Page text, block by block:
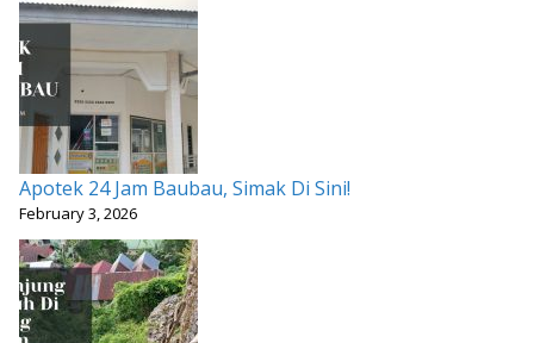
Apotek 24 Jam Baubau, Simak Di Sini!
February 3, 2026